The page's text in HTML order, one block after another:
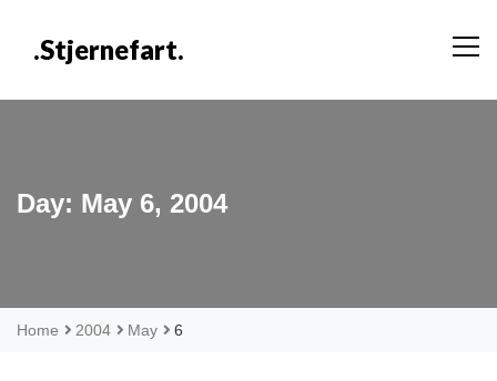
content.stjernefart.
Day: May 6, 2004
Home 2004 May 6